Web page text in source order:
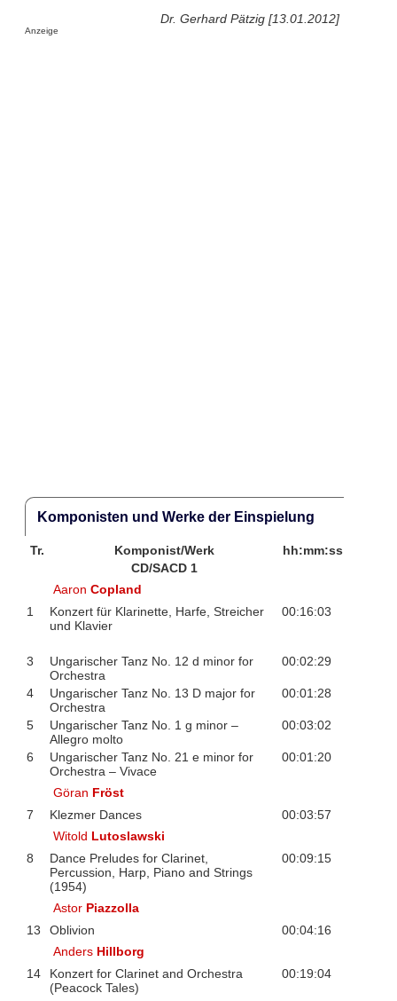
Dr. Gerhard Pätzig [13.01.2012]
Anzeige
Komponisten und Werke der Einspielung
Tr. Komponist/Werk
hh:mm:ss
CD/SACD 1
AaronCopland
1
Konzert für Klarinette, Harfe, Streicher
und Klavier
00:16:03
3
Ungarischer Tanz No. 12 d minor for
Orchestra
00:02:29
4
Ungarischer Tanz No. 13 D major for
Orchestra
00:01:28
5
Ungarischer Tanz No. 1 g minor –
Allegro molto
00:03:02
6
Ungarischer Tanz No. 21 e minor for
Orchestra – Vivace
00:01:20
Göran Fröst
7
Klezmer Dances
00:03:57
Witold Lutoslawski
8
Dance Preludes for Clarinet,
Percussion, Harp, Piano and Strings
(1954)
00:09:15
Astor Piazzolla
13
Oblivion
00:04:16
Anders Hillborg
14
Konzert for Clarinet and Orchestra
(Peacock Tales)
00:19:04